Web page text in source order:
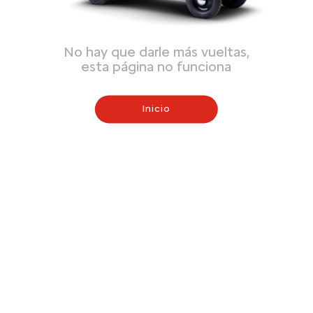
No hay que darle más vueltas,
esta página no funciona
Inicio